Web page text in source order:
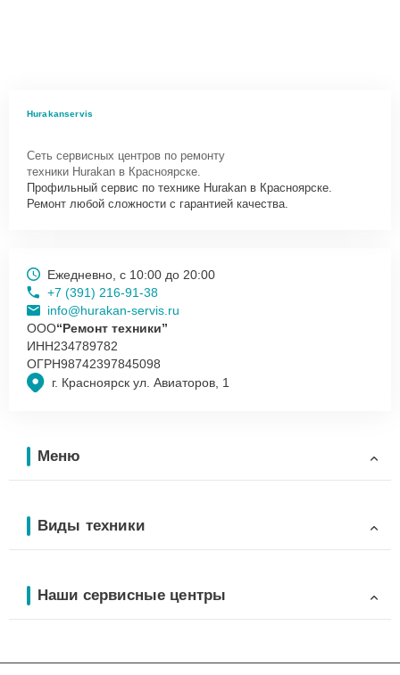
Hurakanservis
Сеть сервисных центров по ремонту
техники Hurakan в Красноярске.
Профильный сервис по технике Hurakan в Красноярске.
Ремонт любой сложности с гарантией качества.
г. Красноярск ул. Авиаторов, 1
Ежедневно, с 10:00 до 20:00
+7 (391) 216-91-38
info@hurakan-servis.ru
ООО“Ремонт техники”
ИНН234789782
ОГРН98742397845098
Меню
Виды техники
Наши сервисные центры